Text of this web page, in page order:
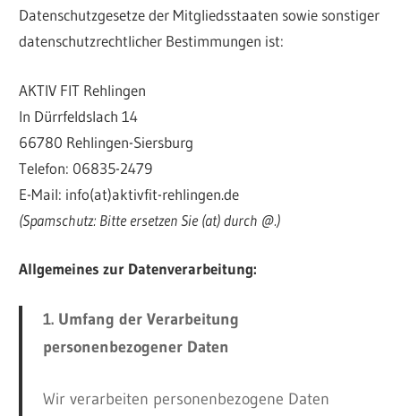
Datenschutzgesetze der Mitgliedsstaaten sowie sonstiger
datenschutzrechtlicher Bestimmungen ist:
AKTIV FIT Rehlingen
In Dürrfeldslach 14
66780 Rehlingen-Siersburg
Telefon: 06835-2479
E-Mail: info(at)aktivfit-rehlingen.de
(Spamschutz: Bitte ersetzen Sie (at) durch @.)
Allgemeines zur Datenverarbeitung:
1. Umfang der Verarbeitung
personenbezogener Daten
Wir verarbeiten personenbezogene Daten